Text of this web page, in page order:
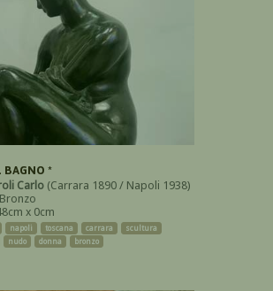
BAGNO *
Carlo (Carrara 1890 / Napoli 1938)
x 0cm
napoli toscana carrara
scultura
nudo donna bronzo